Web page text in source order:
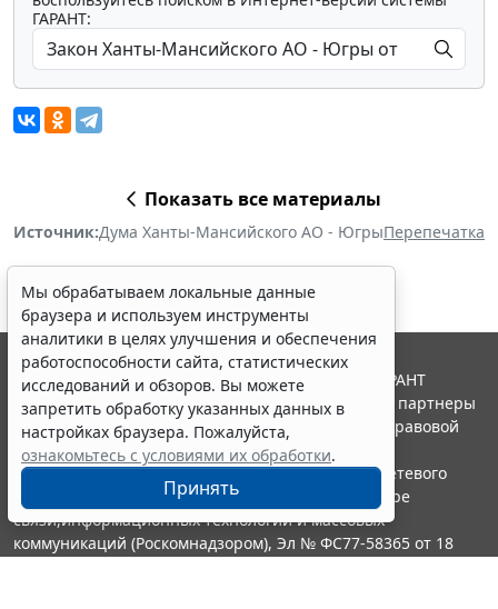
ГАРАНТ:
Показать все материалы
Источник:Дума Ханты-Мансийского АО - ЮгрыПерепечатка
Мы обрабатываем локальные данные
браузера и используем инструменты
аналитики в целях улучшения и обеспечения
работоспособности сайта, статистических
исследований и обзоров. Вы можете
запретить обработку указанных данных в
настройках браузера. Пожалуйста,
ознакомьтесь с условиями их обработки.
Принять
© ООО "НПП "ГАРАНТ-СЕРВИС", 2026. Система ГАРАНТ
выпускается с 1990 года. Компания "Гарант" и ее партнеры
являются участниками Российской ассоциации правовой
информации ГАРАНТ.
Портал ГАРАНТ.РУ зарегистрирован в качестве сетевого
издания Федеральной службой по надзору в сфере
связи,информационных технологий и массовых
коммуникаций (Роскомнадзором), Эл № ФС77-58365 от 18